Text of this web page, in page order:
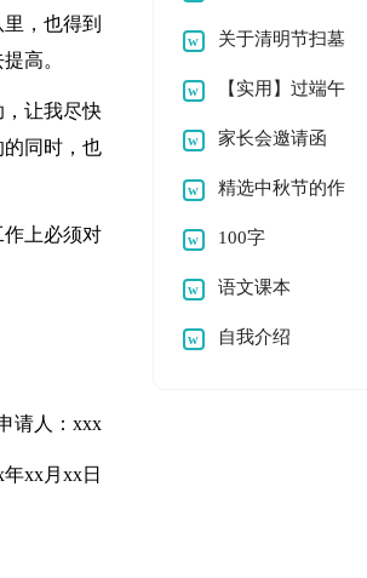
，也得到
高。
让我尽快
同时，也
上必须对
人：xxx
xx月xx日
作文100字四篇
关于清明节扫墓
作文800字汇总5篇
【实用】过端午
节的作文500字锦集
6篇
家长会邀请函
(汇编15篇)
精选中秋节的作
文300字锦集5篇
100字
语文课本
自我介绍